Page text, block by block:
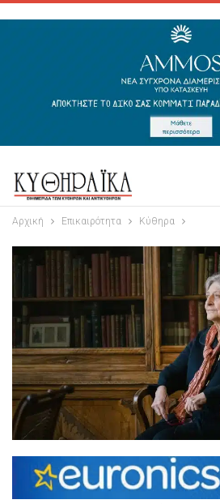
Αρχική Επικαιρότητα Κύθηρα